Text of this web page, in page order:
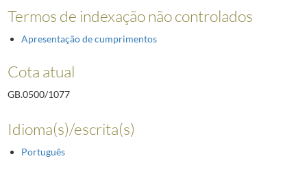
Termos de indexação não controlados
Apresentação de cumprimentos
Cota atual
GB.0500/1077
Idioma(s)/escrita(s)
Português